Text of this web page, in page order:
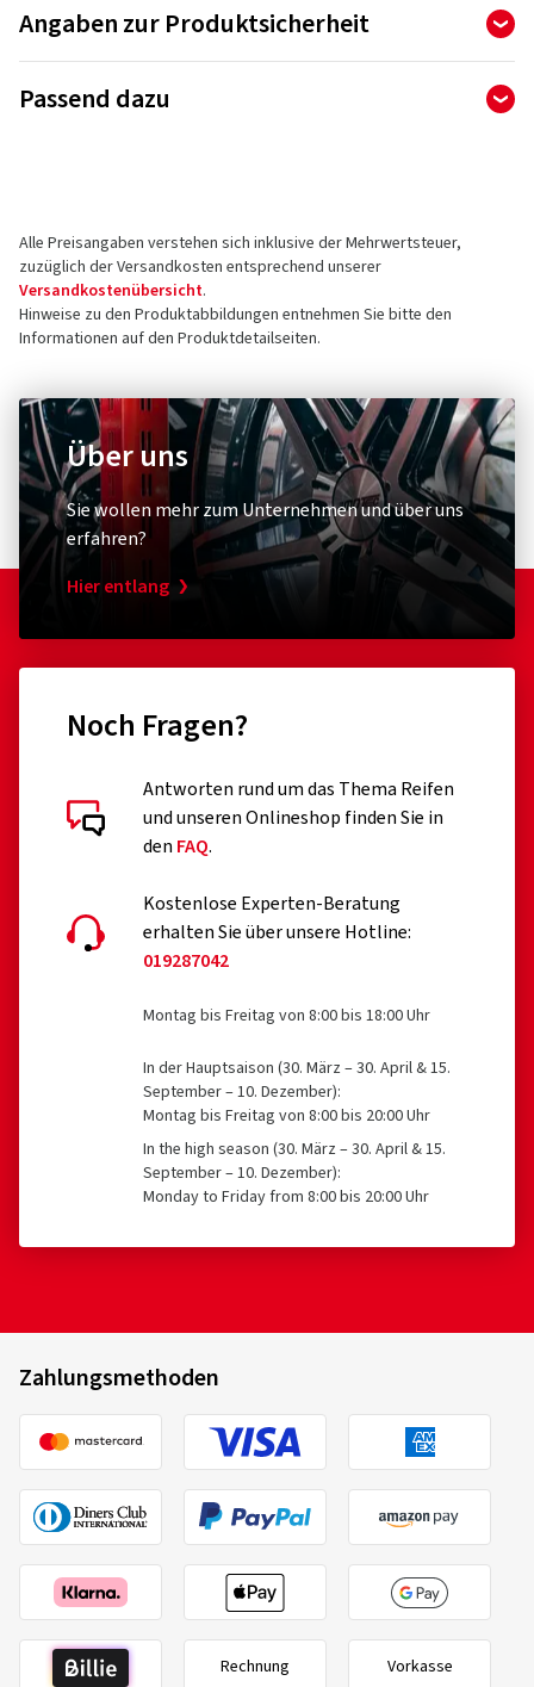
Angaben zur Produktsicherheit
Apollo Tyres (Germany) GmbH
Kontakt für Produktsicherheit (kein
Kundensupport)
E-Mail:customer.de@apollotyres.com
Passend dazu
Diebstahlschutz & Sicherheit
XLC
Zahlenspiralkabelschloss
RonaldBiggs Ø 10 mm Länge 185 mm
(0)
Alle Preisangaben verstehen sich inklusive der Mehrwertsteuer,
zuzüglich der Versandkosten entsprechend unserer
Versandkostenübersicht.
Hinweise zu den Produktabbildungen entnehmen Sie bitte den
Informationen auf den Produktdetailseiten.
Über uns
Sie wollen mehr zum Unternehmen und über uns
erfahren?
Hier entlang
Noch Fragen?
Antworten rund um das Thema Reifen
und unseren Onlineshop finden Sie in
den FAQ.
Kostenlose Experten-Beratung
erhalten Sie über unsere Hotline:
019287042
Montag bis Freitag von 8:00 bis 18:00 Uhr
In der Hauptsaison (30. März – 30. April & 15.
September – 10. Dezember):
Montag bis Freitag von 8:00 bis 20:00 Uhr
In the high season (30. März – 30. April & 15.
September – 10. Dezember):
Monday to Friday from 8:00 bis 20:00 Uhr
Zahlungsmethoden
Rechnung Vorkasse